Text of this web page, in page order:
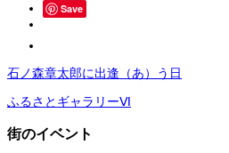
Save
石ノ森章太郎に出逢（あ）う日
ふるさとギャラリーⅥ
街のイベント